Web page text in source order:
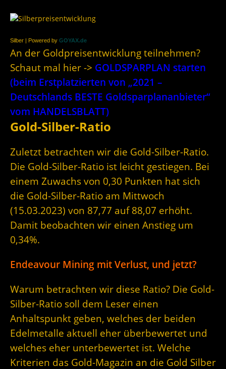
Silber | Powered by GOYAX.de
An der Goldpreisentwicklung teilnehmen?
Schaut mal hier -> GOLDSPARPLAN starten
(beim Erstplatzierten von „2021 –
Deutschlands BESTE Goldsparplananbieter“
vom HANDELSBLATT)
Gold-Silber-Ratio
Zuletzt betrachten wir die Gold-Silber-Ratio.
Die Gold-Silber-Ratio ist leicht gestiegen. Bei
einem Zuwachs von 0,30 Punkten hat sich
die Gold-Silber-Ratio am Mittwoch
(15.03.2023) von 87,77 auf 88,07 erhöht.
Damit beobachten wir einen Anstieg um
0,34%.
Endeavour Mining mit Verlust, und jetzt?
Warum betrachten wir diese Ratio? Die Gold-
Silber-Ratio soll dem Leser einen
Anhaltspunkt geben, welches der beiden
Edelmetalle aktuell eher überbewertet und
welches eher unterbewertet ist. Welche
Kriterien das Gold-Magazin an die Gold Silber